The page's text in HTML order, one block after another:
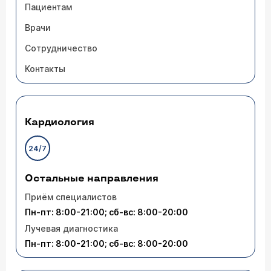
Пациентам
Врачи
Сотрудничество
Контакты
Кардиология
24/7
Остальные направления
Приём специалистов
Пн-пт: 8:00-21:00; сб-вс: 8:00-20:00
Лучевая диагностика
Пн-пт: 8:00-21:00; сб-вс: 8:00-20:00